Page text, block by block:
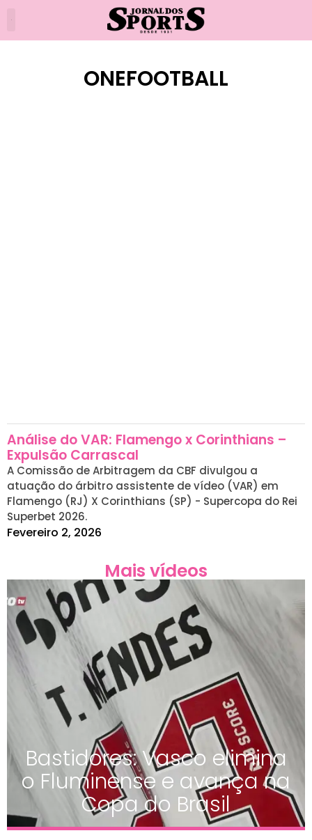
ONEFOOTBALL
Análise do VAR: Flamengo x Corinthians –
Expulsão Carrascal
A Comissão de Arbitragem da CBF divulgou a
atuação do árbitro assistente de vídeo (VAR) em
Flamengo (RJ) X Corinthians (SP) - Supercopa do Rei
Superbet 2026.
Fevereiro 2, 2026
Mais vídeos
Bastidores: Vasco elimina
o Fluminense e avança na
Copa do Brasil